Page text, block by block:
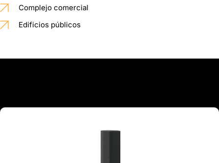
Complejo comercial
Edificios públicos